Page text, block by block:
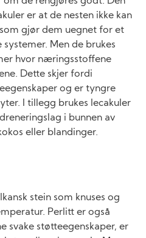
er at de nesten ikke kan
gjør dem uegnet for et
Men de brukes
hvor næringsstoffene
Dette skjer fordi
og er tyngre
I tillegg brukes lecakuler
i bunnen av
eller blandinger.
stein som knuses og
Perlitt er også
svake støtteegenskaper, er